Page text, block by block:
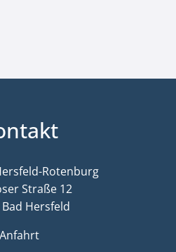
Rotenburg
Straße 12
Hersfeld
Anfahrt